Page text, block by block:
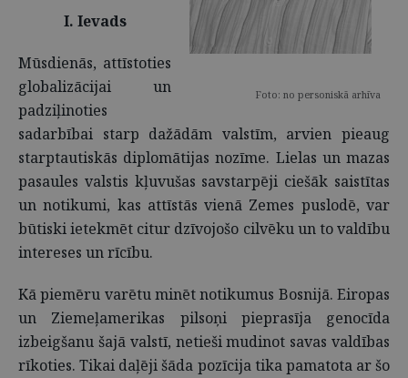
Foto: no personiskā arhīva
I. Ievads
Mūsdienās, attīstoties
globalizācijai un
padziļinoties
sadarbībai starp dažādām valstīm, arvien pieaug
starptautiskās diplomātijas nozīme. Lielas un mazas
pasaules valstis kļuvušas savstarpēji ciešāk saistītas
un notikumi, kas attīstās vienā Zemes puslodē, var
būtiski ietekmēt citur dzīvojošo cilvēku un to valdību
intereses un rīcību.
Kā piemēru varētu minēt notikumus Bosnijā. Eiropas
un Ziemeļamerikas pilsoņi pieprasīja genocīda
izbeigšanu šajā valstī, netieši mudinot savas valdības
rīkoties. Tikai daļēji šāda pozīcija tika pamatota ar šo